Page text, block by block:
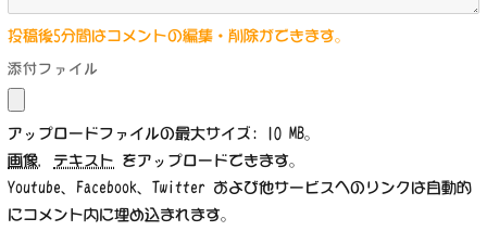
投稿後5分間はコメントの編集・削除ができます。
添付ファイル
アップロードファイルの最大サイズ: 10 MB。
画像
テキスト をアップロードできます。
Youtube、Facebook、Twitter および他サービスへのリンクは自動的
にコメント内に埋め込まれます。